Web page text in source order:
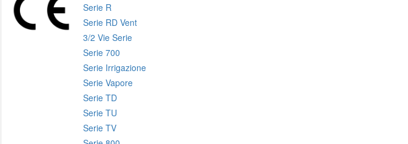
Serie R
Serie RD Vent
3/2 Vie Serie
Serie 700
Serie Irrigazione
Serie Vapore
Serie TD
Serie TU
Serie TV